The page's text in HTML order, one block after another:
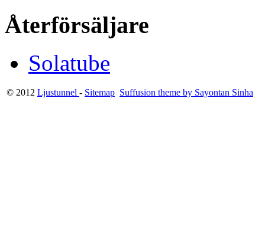
Återförsäljare
Solatube
© 2012 Ljustunnel - Sitemap Suffusion theme by Sayontan Sinha